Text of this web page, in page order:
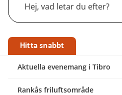
Hitta snabbt
Aktuella evenemang i Tibro
Rankås friluftsområde